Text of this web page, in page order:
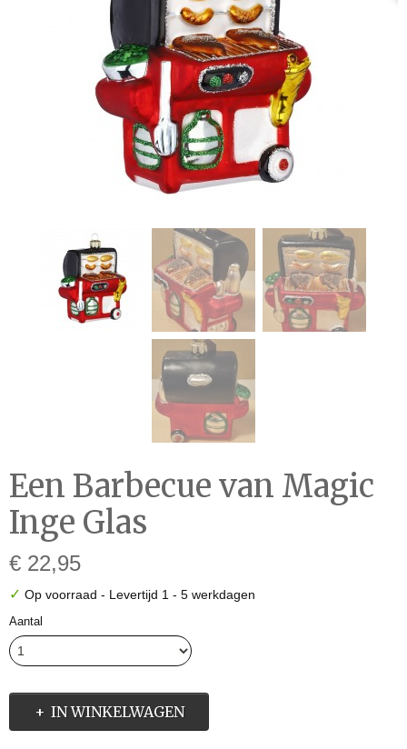
Een Barbecue van Magic
Inge Glas
€ 22,95
✓ Op voorraad - Levertijd 1 - 5 werkdagen
Aantal
IN WINKELWAGEN